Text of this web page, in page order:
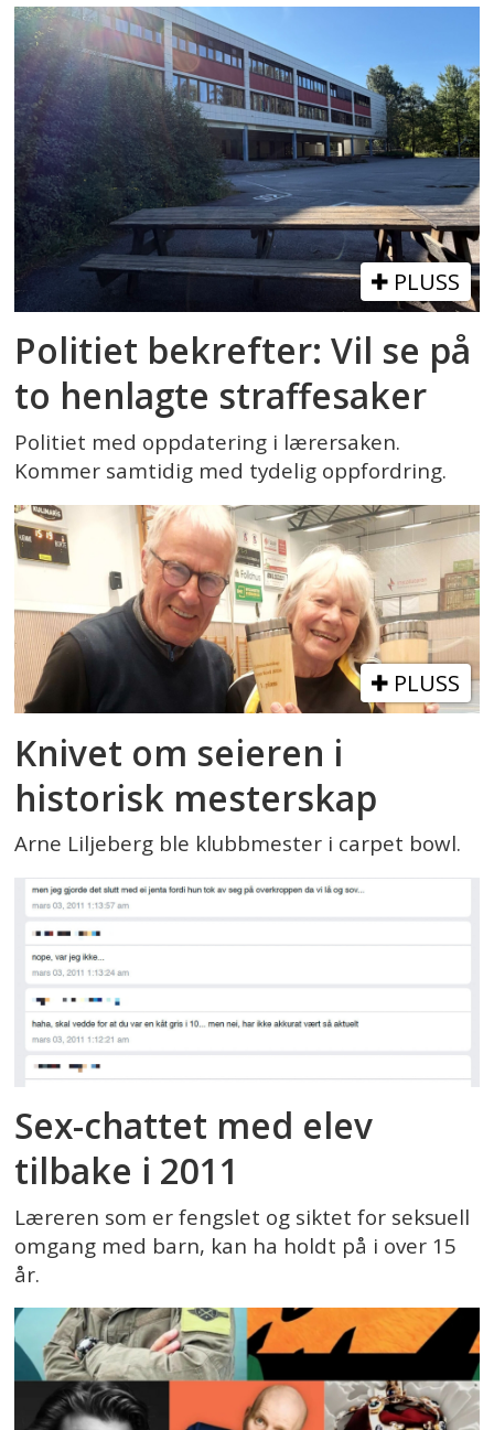
PLUSS
Politiet bekrefter: Vil se på
to henlagte straffesaker
Politiet med oppdatering i lærersaken.
Kommer samtidig med tydelig oppfordring.
PLUSS
Knivet om seieren i
historisk mesterskap
Arne Liljeberg ble klubbmester i carpet bowl.
Sex-chattet med elev
tilbake i 2011
Læreren som er fengslet og siktet for seksuell
omgang med barn, kan ha holdt på i over 15
år.